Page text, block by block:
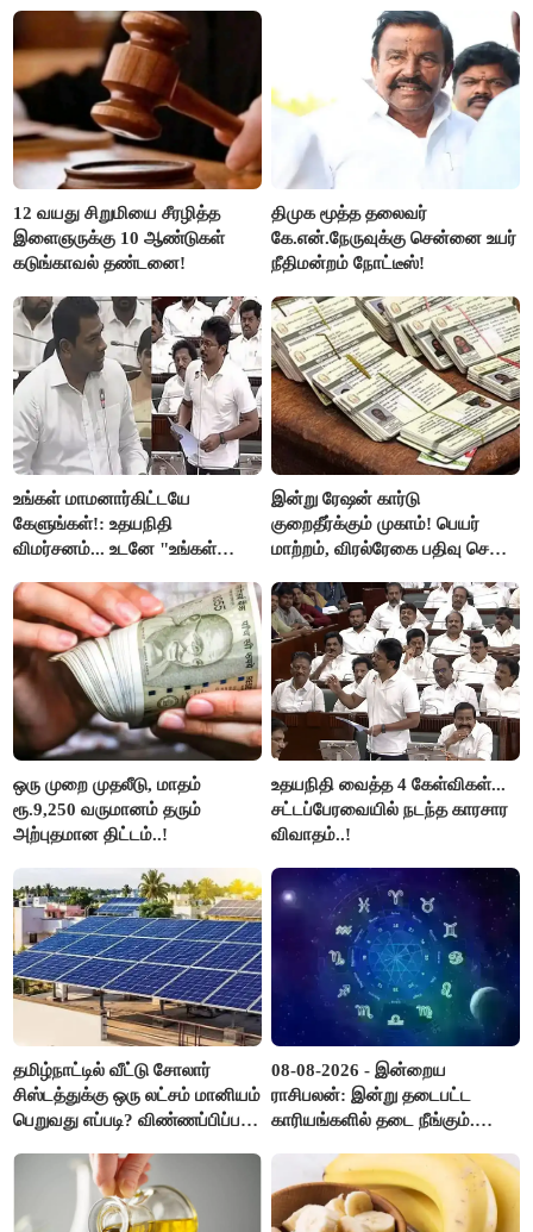
ரஜினிகாந்த்..!
12 வயது சிறுமியை சீரழித்த
இளைஞருக்கு 10 ஆண்டுகள்
கடுங்காவல் தண்டனை!
திமுக மூத்த தலைவர்
கே.என்.நேருவுக்கு சென்னை உயர்
நீதிமன்றம் நோட்டீஸ்!
உங்கள் மாமனார்கிட்டயே
கேளுங்கள்!: உதயநிதி
விமர்சனம்... உடனே "உங்கள்
ஆதவ் அர்ஜுனா பதிலடி!
இன்று ரேஷன் கார்டு
குறைதீர்க்கும் முகாம்! பெயர்
மாற்றம், விரல்ரேகை பதிவு செய்ய
ஒரு முறை முதலீடு, மாதம்
ரூ.9,250 வருமானம் தரும்
அற்புதமான திட்டம்..!
உதயநிதி வைத்த 4 கேள்விகள்...
சட்டப்பேரவையில் நடந்த காரசார
விவாதம்..!
தமிழ்நாட்டில் வீட்டு சோலார்
சிஸ்டத்துக்கு ஒரு லட்சம் மானியம்
பெறுவது எப்படி? விண்ணப்பிப்பது
08-08-2026 - இன்றைய
ராசிபலன்: இன்று தடைபட்ட
காரியங்களில் தடை நீங்கும்.
இருக்கும். ஆன்மீக எண்ணம்
அதிகரிக்கும்..!